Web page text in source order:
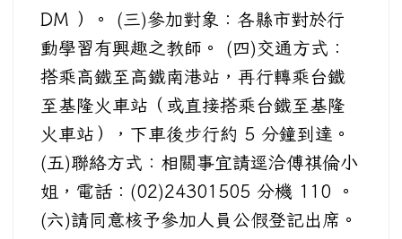
DM ）。 (三)參加對象：各縣市對於行
動學習有興趣之教師。 (四)交通方式：
搭乘高鐵至高鐵南港站，再行轉乘台鐵
至基隆火車站（或直接搭乘台鐵至基隆
火車站），下車後步行約 5 分鐘到達。
(五)聯絡方式：相關事宜請逕洽傅祺倫小
姐，電話：(02)24301505 分機 110 。
(六)請同意核予參加人員公假登記出席。